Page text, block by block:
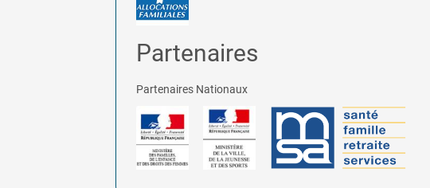
Partenaires
Partenaires Nationaux